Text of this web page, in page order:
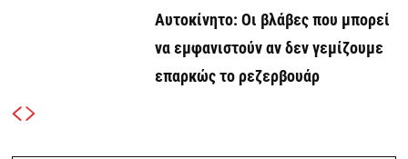
Αυτοκίνητο: Οι βλάβες που μπορεί
να εμφανιστούν αν δεν γεμίζουμε
επαρκώς το ρεζερβουάρ